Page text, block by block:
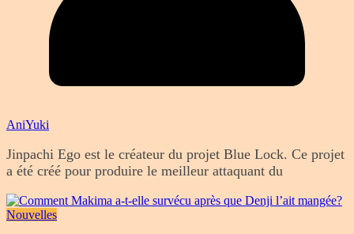
AniYuki
Jinpachi Ego est le créateur du projet Blue Lock. Ce projet
a été créé pour produire le meilleur attaquant du
Nouvelles